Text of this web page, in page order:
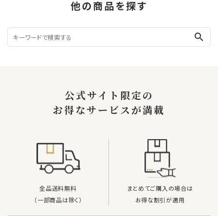
他の商品を探す
search
公式サイト限定の
お得なサービスが満載
全品送料無料
（一部商品は除く）
まとめてご購入の場合は
お得な割引が適用